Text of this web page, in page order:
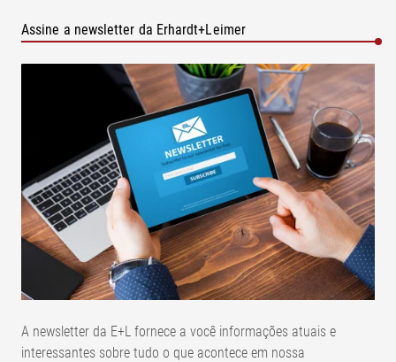
Assine a newsletter da Erhardt+Leimer
A newsletter da E+L fornece a você informações atuais e
interessantes sobre tudo o que acontece em nossa